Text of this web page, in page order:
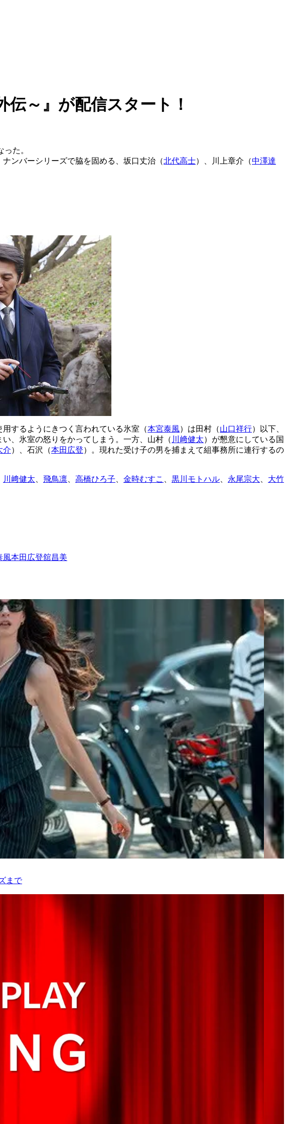
伝～』が配信スタート！
った。
ンバーシリーズで脇を固める、坂口丈治（北代高士）、川上章介（中澤達
するようにきつく言われている氷室（本宮泰風）は田村（山口祥行）以下、
、氷室の怒りをかってしまう。一方、山村（ 川﨑健太）が懇意にしている国
介）、石沢（本田広登）。現れた受け子の男を捕まえて組事務所に連行するの
川﨑健太、 飛鳥凛、 高橋ひろ子、 金時むすこ 、 黒川モトハル、 永尾宗大、 大竹
風本田広登舘昌美
まで